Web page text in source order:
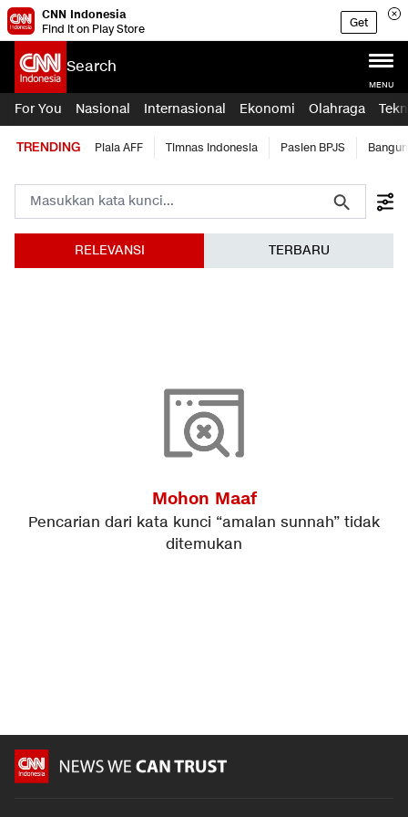
CNN Indonesia
Find it on Play Store
Get
Search
MENU
For You Nasional Internasional Ekonomi Olahraga
TRENDING Piala AFF Timnas Indonesia Pasien BPJS
RELEVANSI TERBARU
Mohon Maaf
Pencarian dari kata kunci “amalan sunnah” tidak
ditemukan